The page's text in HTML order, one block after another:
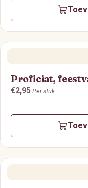
Proficiat,
Prijs:
€2,95 Per stuk